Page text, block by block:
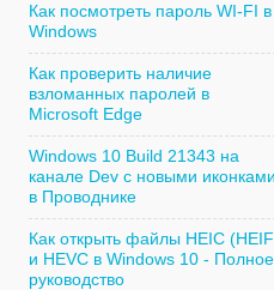
Как посмотреть пароль WI-FI в
Windows
Как проверить наличие
взломанных паролей в
Microsoft Edge
Windows 10 Build 21343 на
канале Dev с новыми иконками
в Проводнике
Как открыть файлы HEIC
и HEVC в Windows 10 - Полное
руководство